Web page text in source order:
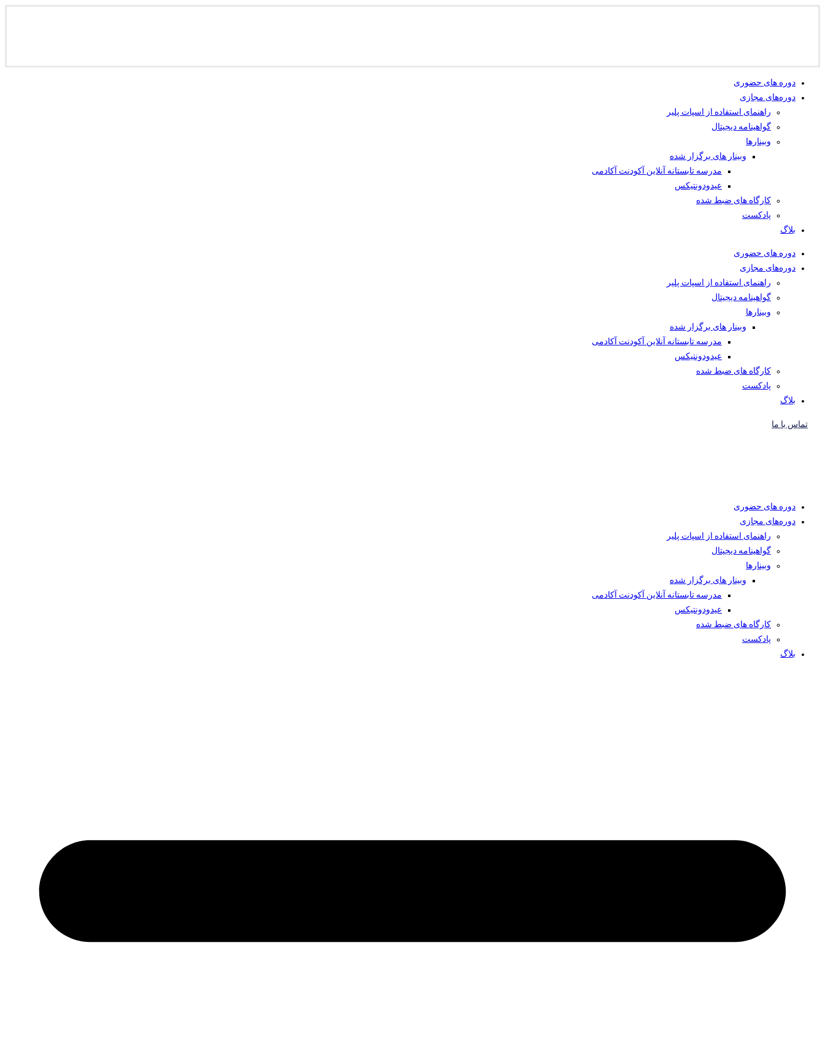
دوره های حضوری
دوره‌های مجازی
راهنمای استفاده از اسپات پلیر
گواهینامه دیجیتال
وبینار‌ها
وبینار های برگزار شده
مدرسه تابستانه آنلاین آکودنت آکادمی
عیدودونتیکس
کارگاه های ضبط شده
پادکست
بلاگ
دوره های حضوری
دوره‌های مجازی
راهنمای استفاده از اسپات پلیر
گواهینامه دیجیتال
وبینار‌ها
وبینار های برگزار شده
مدرسه تابستانه آنلاین آکودنت آکادمی
عیدودونتیکس
کارگاه های ضبط شده
پادکست
بلاگ
تماس با ما
دوره های حضوری
دوره‌های مجازی
راهنمای استفاده از اسپات پلیر
گواهینامه دیجیتال
وبینار‌ها
وبینار های برگزار شده
مدرسه تابستانه آنلاین آکودنت آکادمی
عیدودونتیکس
کارگاه های ضبط شده
پادکست
بلاگ